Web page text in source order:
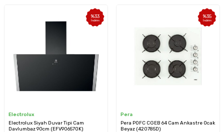
%33
İndirim
Electrolux
Electrolux Siyah Duvar Tipi Cam
Davlumbaz 90cm (EFV90657OK)
%35
İndirim
Pera
Pera POFC CGEB 64 Cam Ankastre Ocak
Beyaz (420785D)